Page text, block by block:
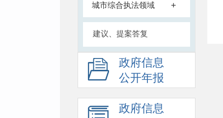
城市综合执法领域 +
建议、提案答复
政府信息
公开年报
政府信息